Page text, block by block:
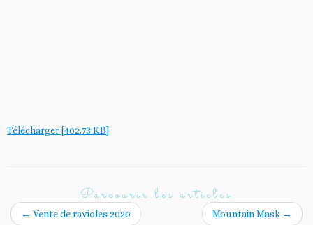
Télécharger [402.73 KB]
Parcourir les articles
← Vente de ravioles 2020 Mountain Mask →